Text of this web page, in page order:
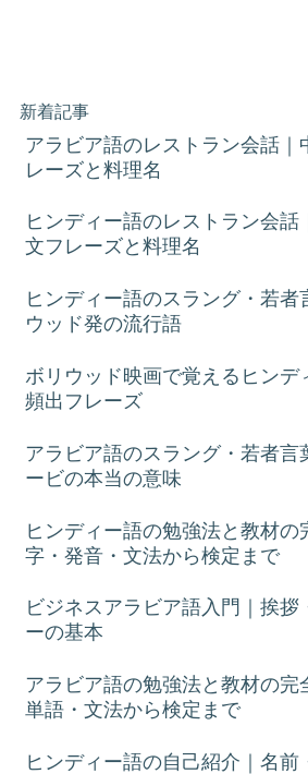
新着記事
アラビア語のレストラン会話｜
レーズと料理名
ヒンディー語のレストラン会話
文フレーズと料理名
ヒンディー語のスラング・若者
ウッド発の流行語
ボリウッド映画で覚えるヒンデ
頻出フレーズ
アラビア語のスラング・若者言
ービの本当の意味
ヒンディー語の勉強法と教材の
字・発音・文法から検定まで
ビジネスアラビア語入門｜挨拶
ーの基本
アラビア語の勉強法と教材の完
単語・文法から検定まで
ヒンディー語の自己紹介｜名前